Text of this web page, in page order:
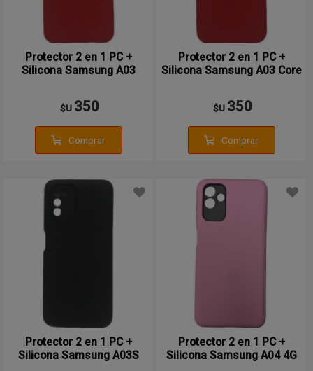
Protector 2 en 1 PC +
Silicona Samsung A03
$U 350
Comprar
Protector 2 en 1 PC +
Silicona Samsung A03 Core
$U 350
Comprar
Protector 2 en 1 PC +
Silicona Samsung A03S
Protector 2 en 1 PC +
Silicona Samsung A04 4G